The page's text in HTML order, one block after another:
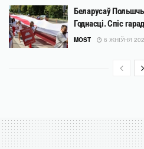
Беларусаў
Годнасці. Спіс
MOST 6 ЖНІЎНЯ